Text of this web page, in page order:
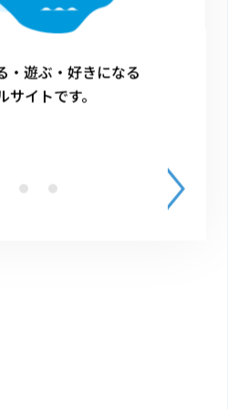
・遊ぶ・好きになる
サイトです。